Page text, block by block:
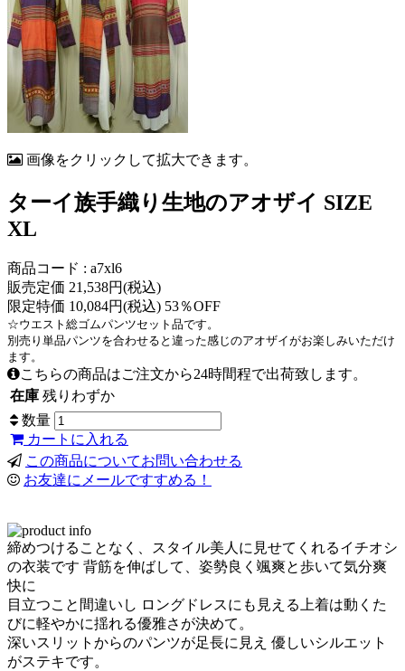
画像をクリックして拡大できます。
ターイ族手織り生地のアオザイ SIZE
XL
商品コード : a7xl6
販売定価 21,538円(税込)
限定特価 10,084円(税込) 53％OFF
☆ウエスト総ゴムパンツセット品です。
別売り単品パンツを合わせると違った感じのアオザイがお楽しみいただけ
ます。
こちらの商品はご注文から24時間程で出荷致します。
在庫 残りわずか
数量
カートに入れる
この商品についてお問い合わせる
お友達にメールですすめる！
締めつけることなく、スタイル美人に見せてくれるイチオシ
の衣装です 背筋を伸ばして、姿勢良く颯爽と歩いて気分爽
快に
目立つこと間違いし ロングドレスにも見える上着は動くた
びに軽やかに揺れる優雅さが決めて。
深いスリットからのパンツが足長に見え 優しいシルエット
がステキです。